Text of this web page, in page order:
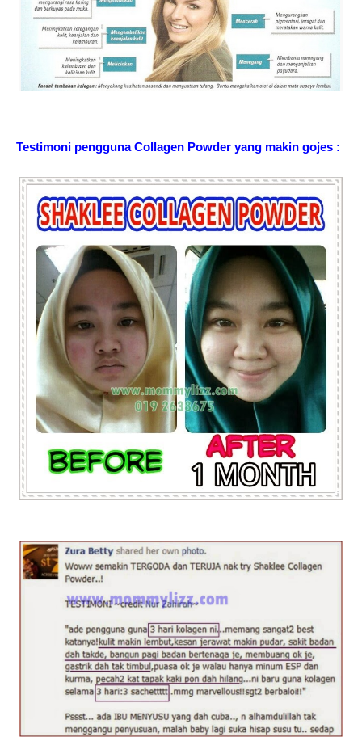
Testimoni pengguna Collagen Powder yang makin gojes :